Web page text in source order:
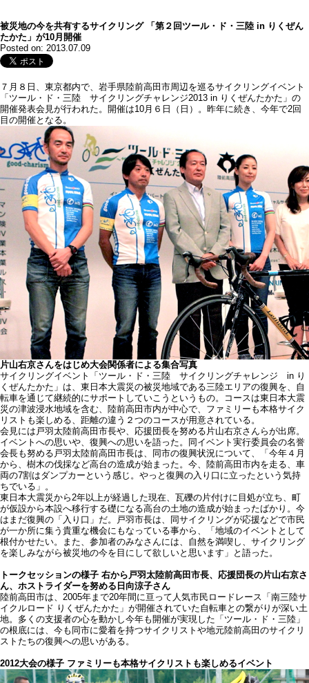
被災地の今を共有するサイクリング 「第２回ツール・ド・三陸 in りくぜん
たかた」が10月開催
Posted on: 2013.07.09
７月８日、東京都内で、岩手県陸前高田市周辺を巡るサイクリングイベント
「ツール・ド・三陸 サイクリングチャレンジ2013 in りくぜんたかた」の
開催発表会見が行われた。開催は10月６日（日）。昨年に続き、今年で2回
目の開催となる。
片山右京さんをはじめ大会関係者による集合写真
サイクリングイベント「ツール・ド・三陸 サイクリングチャレンジ in り
くぜんたかた」は、東日本大震災の被災地域である三陸エリアの復興を、自
転車を通じて継続的にサポートしていこうというもの。コースは東日本大震
災の津波浸水地域を含む、陸前高田市内が中心で、ファミリーも本格サイク
リストも楽しめる、距離の違う２つのコースが用意されている。
会見には戸羽太陸前高田市長や、応援団長を努める片山右京さんらが出席。
イベントへの思いや、復興への思いを語った。同イベント実行委員会の名誉
会長も努める戸羽太陸前高田市長は、同市の復興状況について、「今年４月
から、樹木の伐採など高台の造成が始まった。今、陸前高田市内を走る、車
両の7割はダンプカーという感じ。やっと復興の入り口に立ったという気持
ちでいる」。
東日本大震災から2年以上が経過した現在、瓦礫の片付けに目処が立ち、町
が仮設から本設へ移行する礎になる高台の土地の造成が始まったばかり。今
はまだ復興の「入り口」だ。戸羽市長は、同サイクリングが応援などで市民
が一か所に集う貴重な機会にもなっている事から、「地域のイベントとして
根付かせたい。また、参加者のみなさんには、自然を満喫し、サイクリング
を楽しみながら被災地の今を目にして欲しいと思います」と語った。
トークセッションの様子 右から戸羽太陸前高田市長、応援団長の片山右京さ
ん、ホストライダーを努める日向涼子さん
陸前高田市は、2005年まで20年間に亘って人気市民ロードレース「南三陸サ
イクルロード りくぜんたかた」が開催されていた自転車との繋がりが深い土
地。多くの支援者の心を動かし今年も開催が実現した「ツール・ド・三陸」
の根底には、今も同市に愛着を持つサイクリストや地元陸前高田のサイクリ
ストたちの復興への思いがある。
2012大会の様子 ファミリーも本格サイクリストも楽しめるイベント